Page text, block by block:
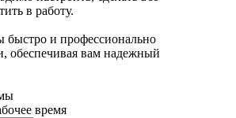
в работу.
быстро и профессионально
обеспечивая вам надежный
время